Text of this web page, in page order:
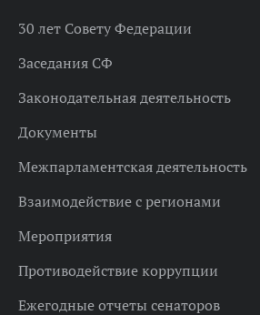
30 лет Совету Федерации
Заседания СФ
Законодательная деятельность
Документы
Межпарламентская деятельность
Взаимодействие с регионами
Мероприятия
Противодействие коррупции
Ежегодные отчеты сенаторов